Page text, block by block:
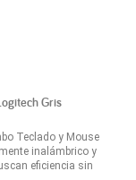
Gris
Teclado y Mouse
inalámbrico y
eficiencia sin